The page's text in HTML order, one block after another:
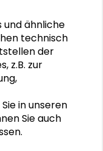
und ähnliche
technisch
der
z.B. zur
in unseren
Sie auch